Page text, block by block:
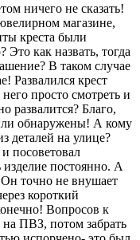
ничего не сказать!
магазине,
креста были
как назвать, тогда
В таком случае
Развалился крест
просто смотреть и
развалится? Благо,
обнаружены! А кому
деталей на улице?
посоветовал
постоянно. А
точно не внушает
короткий
Вопросов к
ПВЗ, потом забрать